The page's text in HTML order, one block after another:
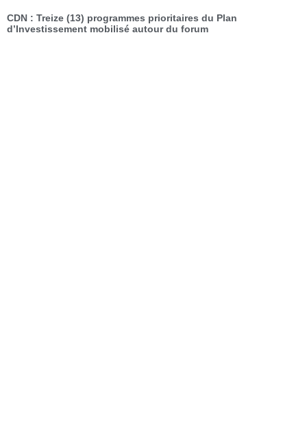
CDN : Treize (13) programmes prioritaires du Plan
d’Investissement mobilisé autour du forum